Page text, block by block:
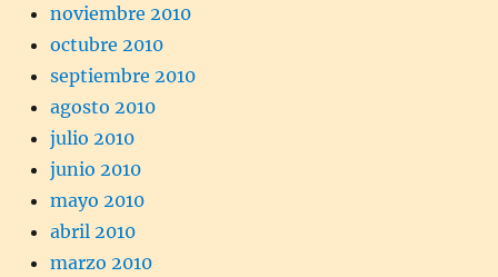
noviembre 2010
octubre 2010
septiembre 2010
agosto 2010
julio 2010
junio 2010
mayo 2010
abril 2010
marzo 2010